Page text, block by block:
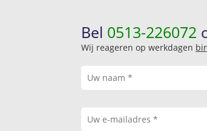
Bel 0513-226072
Wij reageren op werkdagen